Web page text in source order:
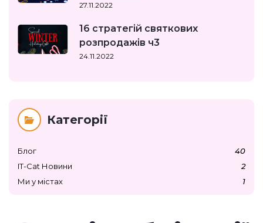
27.11.2022
16 стратегій святкових
розпродажів ч3
24.11.2022
Категорії
Блог
40
IT-Cat Новини
2
Ми у містах
1